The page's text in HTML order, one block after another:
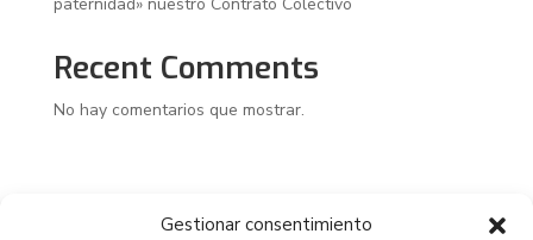
Gestionar consentimiento
paternidad» nuestro Contrato Colectivo
Recent Comments
No hay comentarios que mostrar.